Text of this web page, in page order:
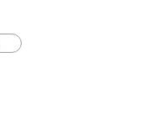
Theme toggle